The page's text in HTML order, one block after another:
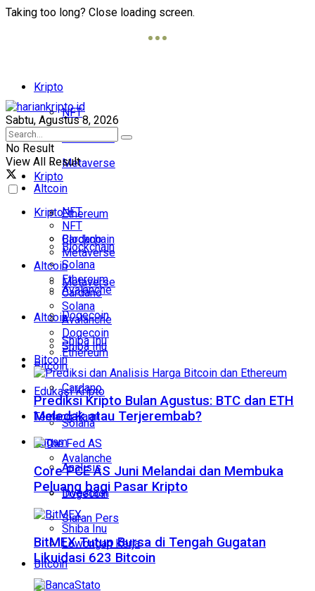
Taking too long? Close loading screen.
Kripto
NFT
Blockchain
Metaverse
Altcoin
Ethereum
Cardano
Solana
Avalanche
Dogecoin
Shiba Inu
Bitcoin
Edukasi Kripto
Tentang Kami
Ragam
Analisis
Investasi
Siaran Pers
Lowongan Kerja
Sabtu, Agustus 8, 2026
No Result
View All Result
Kripto
NFT
Blockchain
Metaverse
Altcoin
Ethereum
Cardano
Solana
Avalanche
Dogecoin
Shiba Inu
Bitcoin
Kripto
NFT
Blockchain
Metaverse
Altcoin
Ethereum
Cardano
Solana
Avalanche
Dogecoin
Shiba Inu
Bitcoin
Prediksi Kripto Bulan Agustus: BTC dan ETH
Meledak atau Terjerembab?
Core PCE AS Juni Melandai dan Membuka
Peluang bagi Pasar Kripto
BitMEX Tutup Bursa di Tengah Gugatan
Likuidasi 623 Bitcoin